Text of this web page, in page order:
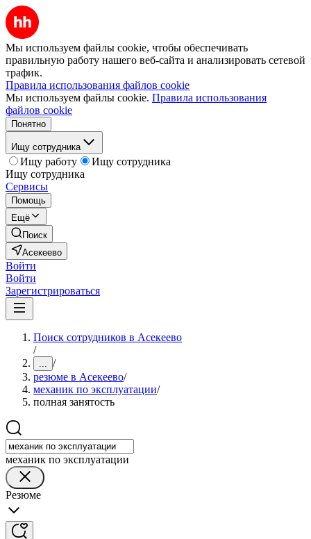
Мы используем файлы cookie, чтобы обеспечивать
правильную работу нашего веб-сайта и анализировать сетевой
трафик.
Правила использования файлов cookie
Мы используем файлы cookie. Правила использования
файлов cookie
Понятно
Ищу сотрудника
Ищу работу
Ищу сотрудника
Ищу сотрудника
Сервисы
Помощь
Ещё
Поиск
Асекеево
Войти
Войти
Зарегистрироваться
Поиск сотрудников в Асекеево
/
... /
резюме в Асекеево/
механик по эксплуатации/
полная занятость
механик по эксплуатации
Резюме